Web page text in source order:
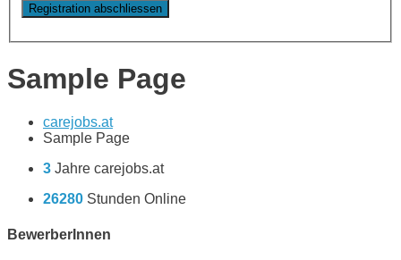
Sample Page
carejobs.at
Sample Page
3 Jahre carejobs.at
26280 Stunden Online
BewerberInnen